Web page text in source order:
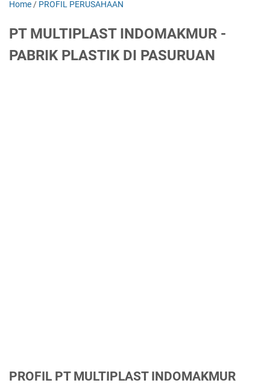
Home / PROFIL PERUSAHAAN
PT MULTIPLAST INDOMAKMUR -
PABRIK PLASTIK DI PASURUAN
PROFIL PT MULTIPLAST INDOMAKMUR